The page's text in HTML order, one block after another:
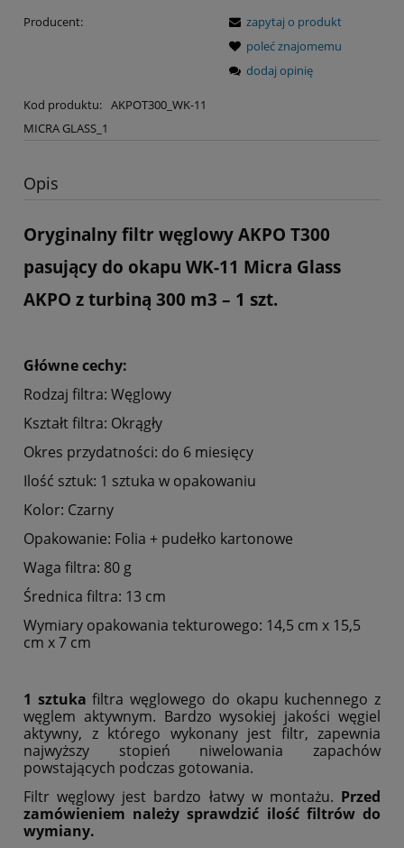
Producent:
Kod produktu: AKPOT300_WK-11
MICRA GLASS_1
zapytaj o produkt
poleć znajomemu
dodaj opinię
Opis
Oryginalny filtr węglowy AKPO T300
pasujący do okapu WK-11 Micra Glass
AKPO z turbiną 300 m3 – 1 szt.
Główne cechy:
Rodzaj filtra: Węglowy
Kształt filtra: Okrągły
Okres przydatności: do 6 miesięcy
Ilość sztuk: 1 sztuka w opakowaniu
Kolor: Czarny
Opakowanie: Folia + pudełko kartonowe
Waga filtra: 80 g
Średnica filtra: 13 cm
Wymiary opakowania tekturowego: 14,5 cm x 15,5
cm x 7 cm
1 sztuka filtra węglowego do okapu kuchennego z
węglem aktywnym. Bardzo wysokiej jakości węgiel
aktywny, z którego wykonany jest filtr, zapewnia
najwyższy stopień niwelowania zapachów
powstających podczas gotowania.
Filtr węglowy jest bardzo łatwy w montażu. Przed
zamówieniem należy sprawdzić ilość filtrów do
wymiany.